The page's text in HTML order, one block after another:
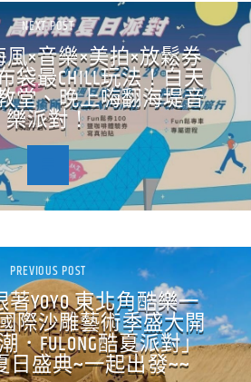
NEXT POST
×音樂×美拍×放鬆券
袋最CHILL玩法！白天
堂、晚上嗨翻海堤音
樂派對！
PREVIOUS POST
YOYO 東北角酷樂一
際沙雕藝術季盛大開
FULONG酷夏派對」
日盛典~一起出發~~